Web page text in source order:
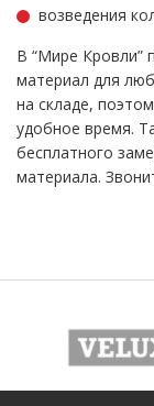
возведения
В “Мире Кровли”
материал для
на складе,
удобное время.
бесплатного
материала.